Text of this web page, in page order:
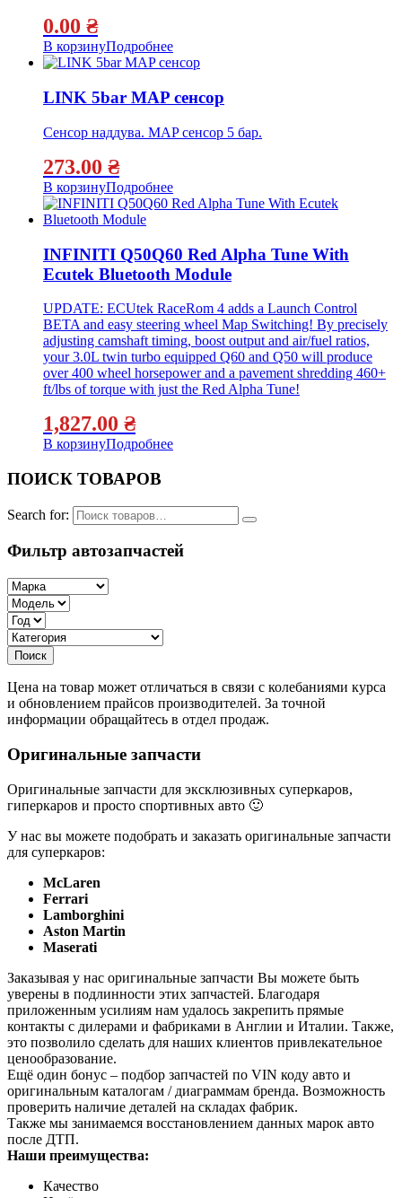
0.00 ₴
В корзинуПодробнее
LINK 5bar MAP сенсор
Сенсор наддува. MAP сенсор 5 бар.
273.00 ₴
В корзинуПодробнее
INFINITI Q50Q60 Red Alpha Tune With
Ecutek Bluetooth Module
UPDATE: ECUtek RaceRom 4 adds a Launch Control
BETA and easy steering wheel Map Switching! By precisely
adjusting camshaft timing, boost output and air/fuel ratios,
your 3.0L twin turbo equipped Q60 and Q50 will produce
over 400 wheel horsepower and a pavement shredding 460+
ft/lbs of torque with just the Red Alpha Tune!
1,827.00 ₴
В корзинуПодробнее
ПОИСК ТОВАРОВ
Search for:
Фильтр автозапчастей
Цена на товар может отличаться в связи с колебаниями курса
и обновлением прайсов производителей. За точной
информации обращайтесь в отдел продаж.
Оригинальные запчасти
Оригинальные запчасти для эксклюзивных суперкаров,
гиперкаров и просто спортивных авто 🙂
У нас вы можете подобрать и заказать оригинальные запчасти
для суперкаров:
McLaren
Ferrari
Lamborghini
Aston Martin
Maserati
Заказывая у нас оригинальные запчасти Вы можете быть
уверены в подлинности этих запчастей. Благодаря
приложенным усилиям нам удалось закрепить прямые
контакты с дилерами и фабриками в Англии и Италии. Также,
это позволило сделать для наших клиентов привлекательное
ценообразование.
Ещё один бонус – подбор запчастей по VIN коду авто и
оригинальным каталогам / диаграммам бренда. Возможность
проверить наличие деталей на складах фабрик.
Также мы занимаемся восстановлением данных марок авто
после ДТП.
Наши преимущества:
Качество